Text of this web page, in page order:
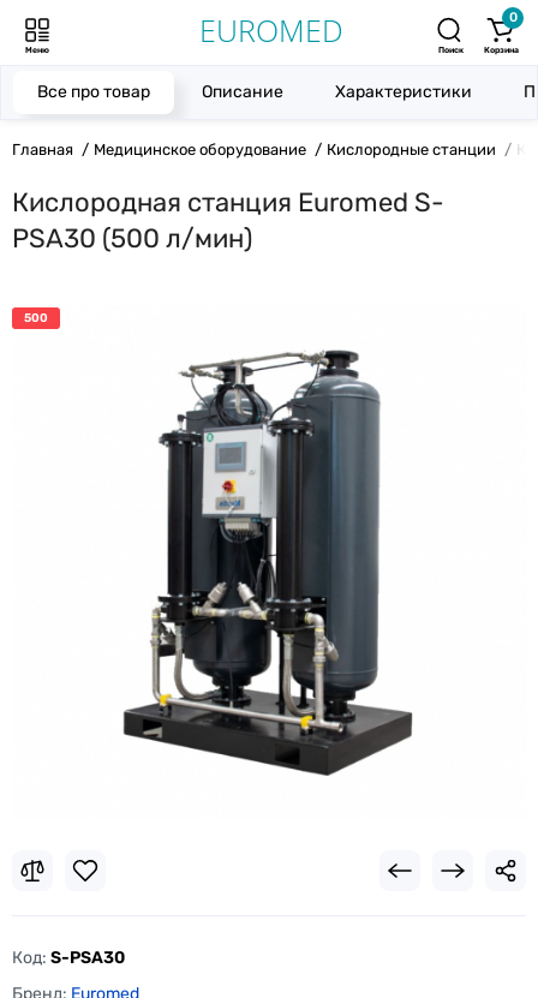
Меню Поиск
0
Корзина
Главная Медицинское оборудование Кислородные станции
Кислородная станция Euromed S-
PSA30 (500 л/мин)
Все про товар Описание Характеристики
500
Код: S-PSA30
Бренд: Euromed